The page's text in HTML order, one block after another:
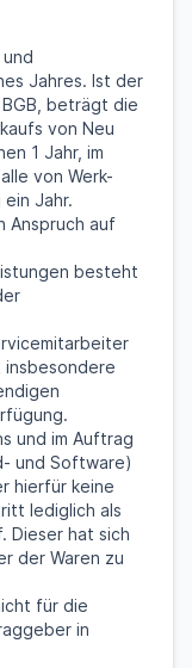
Jahres. Ist der
beträgt die
von Neu
1 Jahr, im
von Werk-
Jahr.
Anspruch auf
besteht
und im Auftrag
und Software)
hierfür keine
lediglich als
Dieser hat sich
der Waren zu
für die
in